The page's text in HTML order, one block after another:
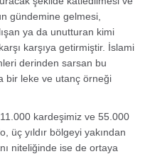
gündemine gelmesi,
ya da unutturan kimi
karşıya getirmiştir. İslami
derinden sarsan bu
bir leke ve utanç örneği
kardeşimiz ve 55.000
üç yıldır bölgeyi yakından
niteliğinde ise de ortaya